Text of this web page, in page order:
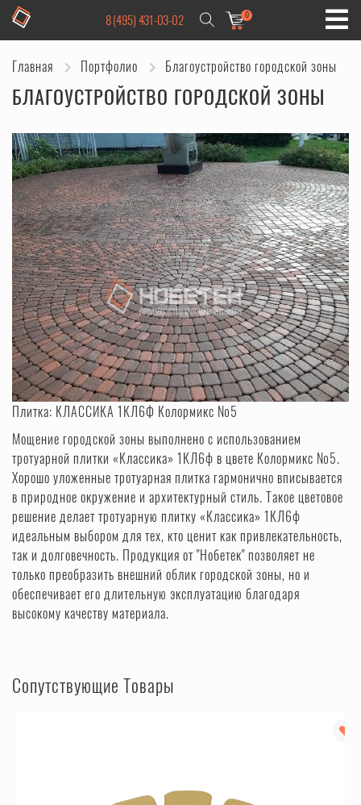
8 (495) 431-03-02 0
Главная Портфолио Благоустройство городской зоны
БЛАГОУСТРОЙСТВО ГОРОДСКОЙ ЗОНЫ
Плитка: КЛАССИКА 1КЛ6Ф Колормикс №5
Мощение городской зоны выполнено с использованием
тротуарной плитки «Классика» 1КЛ6ф в цвете Колормикс №5.
Хорошо уложенные тротуарная плитка гармонично вписывается
в природное окружение и архитектурный стиль. Такое цветовое
решение делает тротуарную плитку «Классика» 1КЛ6ф
идеальным выбором для тех, кто ценит как привлекательность,
так и долговечность. Продукция от "Нобетек" позволяет не
только преобразить внешний облик городской зоны, но и
обеспечивает его длительную эксплуатацию благодаря
высокому качеству материала.
Сопутствующие Товары